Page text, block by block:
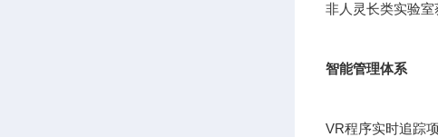
非人灵长类实验
智能管理体系
VR程序实时追踪